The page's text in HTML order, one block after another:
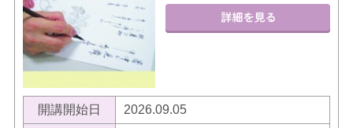
開講開始日 2026.09.05